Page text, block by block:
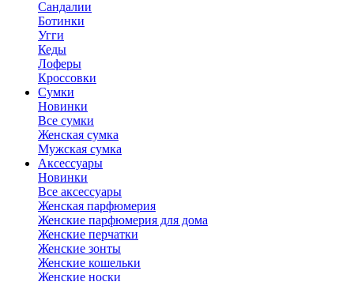
Сандалии
Ботинки
Угги
Кеды
Лоферы
Кроссовки
Сумки
Новинки
Все сумки
Женская сумка
Мужская сумка
Аксессуары
Новинки
Все аксессуары
Женская парфюмерия
Женские парфюмерия для дома
Женские перчатки
Женские зонты
Женские кошельки
Женские носки